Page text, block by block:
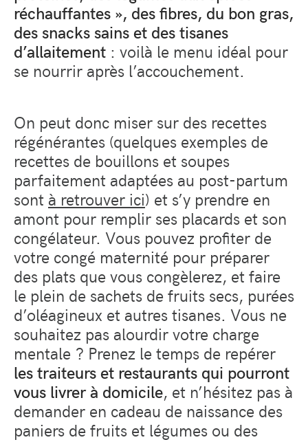
réchauffantes », des fibres, du bon gras,
des snacks sains et des tisanes
d’allaitement : voilà le menu idéal pour
se nourrir après l’accouchement.
On peut donc miser sur des recettes
régénérantes (quelques exemples de
recettes de bouillons et soupes
parfaitement adaptées au post-partum
sont à retrouver ici) et s’y prendre en
amont pour remplir ses placards et son
congélateur. Vous pouvez profiter de
votre congé maternité pour préparer
des plats que vous congèlerez, et faire
le plein de sachets de fruits secs, purées
d’oléagineux et autres tisanes. Vous ne
souhaitez pas alourdir votre charge
mentale ? Prenez le temps de repérer
les traiteurs et restaurants qui pourront
vous livrer à domicile, et n’hésitez pas à
demander en cadeau de naissance des
paniers de fruits et légumes ou des